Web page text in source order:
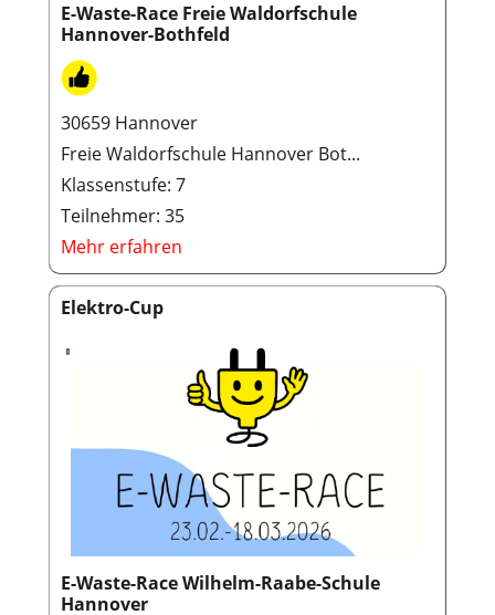
E-Waste-Race Freie Waldorfschule
Hannover-Bothfeld
30659 Hannover
Freie Waldorfschule Hannover Bot...
Klassenstufe: 7
Teilnehmer: 35
Mehr erfahren
Elektro-Cup
E-Waste-Race Wilhelm-Raabe-Schule
Hannover